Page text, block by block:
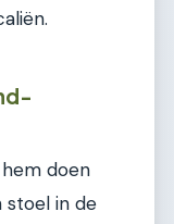
doen
stoel in de